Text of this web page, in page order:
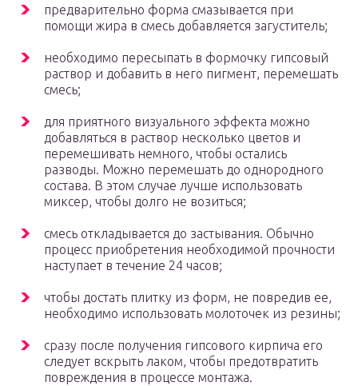
предварительно форма смазывается при
помощи жира в смесь добавляется загуститель;
необходимо пересыпать в формочку гипсовый
раствор и добавить в него пигмент, перемешать
смесь;
для приятного визуального эффекта можно
добавляться в раствор несколько цветов и
перемешивать немного, чтобы остались
разводы. Можно перемешать до однородного
состава. В этом случае лучше использовать
миксер, чтобы долго не возиться;
смесь откладывается до застывания. Обычно
процесс приобретения необходимой прочности
наступает в течение 24 часов;
чтобы достать плитку из форм, не повредив ее,
необходимо использовать молоточек из резины;
сразу после получения гипсового кирпича его
следует вскрыть лаком, чтобы предотвратить
повреждения в процессе монтажа.